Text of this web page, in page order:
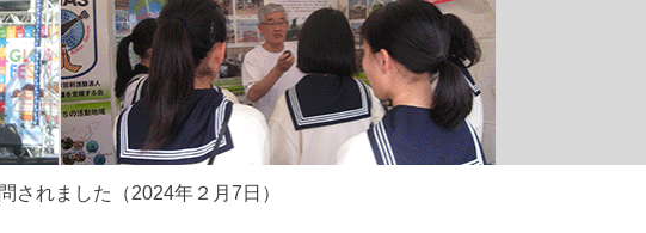
されました（2024年２月7日）